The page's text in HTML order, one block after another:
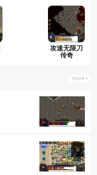
攻速无限刀
传奇